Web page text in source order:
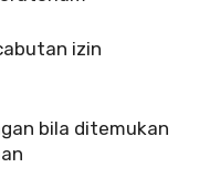
izin
bila ditemukan